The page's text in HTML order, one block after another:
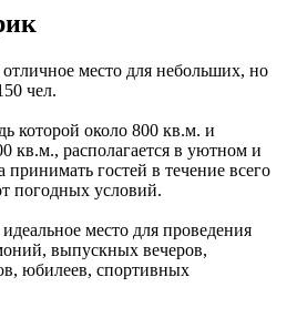
место для небольших, но
чел.
которой около 800 кв.м. и
кв.м., располагается в уютном и
принимать гостей в течение всего
погодных условий.
место для проведения
выпускных вечеров,
юбилеев, спортивных